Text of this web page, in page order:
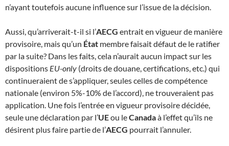
n’ayant toutefois aucune influence sur l’issue de la décision.
Aussi, qu’arriverait-t-il si l’AECG entrait en vigueur de manière
provisoire, mais qu’un État membre faisait défaut de le ratifier
par la suite? Dans les faits, cela n’aurait aucun impact sur les
dispositions EU-only (droits de douane, certifications, etc.) qui
continueraient de s’appliquer, seules celles de compétence
nationale (environ 5%-10% de l’accord), ne trouveraient pas
application. Une fois l’entrée en vigueur provisoire décidée,
seule une déclaration par l’UEou leCanadaà l’effet qu’ils ne
désirent plus faire partie de l’AECG pourrait l’annuler.